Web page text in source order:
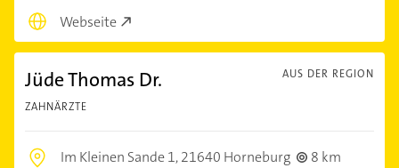
Webseite
AUS DER REGION
Jüde Thomas Dr.
ZAHNÄRZTE
Im Kleinen Sande 1,21640 Horneburg
8 km